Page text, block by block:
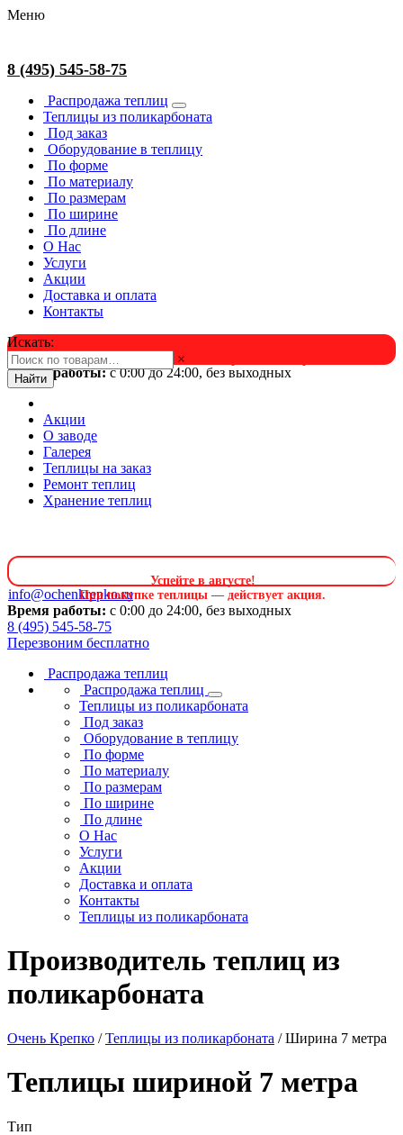
Меню
8 (495) 545-58-75
Распродажа теплиц
Теплицы из поликарбоната
Под заказ
Оборудование в теплицу
По форме
По материалу
По размерам
По ширине
По длине
О Нас
Услуги
Акции
Доставка и оплата
Контакты
Искать:
×
Найти
Успейте в августе! Скидка и подарок на выбор. Звоните!
Время работы:с 0:00 до 24:00, без выходных
Акции
О заводе
Галерея
Теплицы на заказ
Ремонт теплиц
Хранение теплиц
Успейте в августе!
При покупке теплицы — действует акция.
info@ochenkrepko.ru
Время работы: с 0:00 до 24:00, без выходных
8 (495) 545-58-75
Перезвоним бесплатно
Распродажа теплиц
Распродажа теплиц
Теплицы из поликарбоната
Под заказ
Оборудование в теплицу
По форме
По материалу
По размерам
По ширине
По длине
О Нас
Услуги
Акции
Доставка и оплата
Контакты
Теплицы из поликарбоната
Производитель теплиц из
поликарбоната
Очень Крепко /Теплицы из поликарбоната /Ширина 7 метра
Теплицы шириной 7 метра
Тип